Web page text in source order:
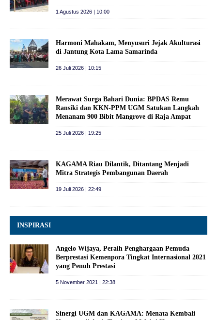
1 Agustus 2026 | 10:00
Harmoni Mahakam, Menyusuri Jejak Akulturasi
di Jantung Kota Lama Samarinda
26 Juli 2026 | 10:15
Merawat Surga Bahari Dunia: BPDAS Remu
Ransiki dan KKN-PPM UGM Satukan Langkah
Menanam 900 Bibit Mangrove di Raja Ampat
25 Juli 2026 | 19:25
KAGAMA Riau Dilantik, Ditantang Menjadi
Mitra Strategis Pembangunan Daerah
19 Juli 2026 | 22:49
INSPIRASI
Angelo Wijaya, Peraih Penghargaan Pemuda
Berprestasi Kemenpora Tingkat Internasional 2021
yang Penuh Prestasi
5 November 2021 | 22:38
Sinergi UGM dan KAGAMA: Menata Kembali